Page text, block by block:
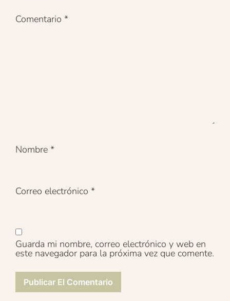
Comentario *
Nombre *
Correo electrónico *
Guarda mi nombre, correo electrónico y web en
este navegador para la próxima vez que comente.